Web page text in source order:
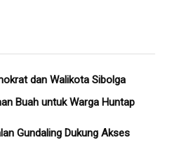
dan Walikota Sibolga
Buah untuk Warga Huntap
Gundaling Dukung Akses